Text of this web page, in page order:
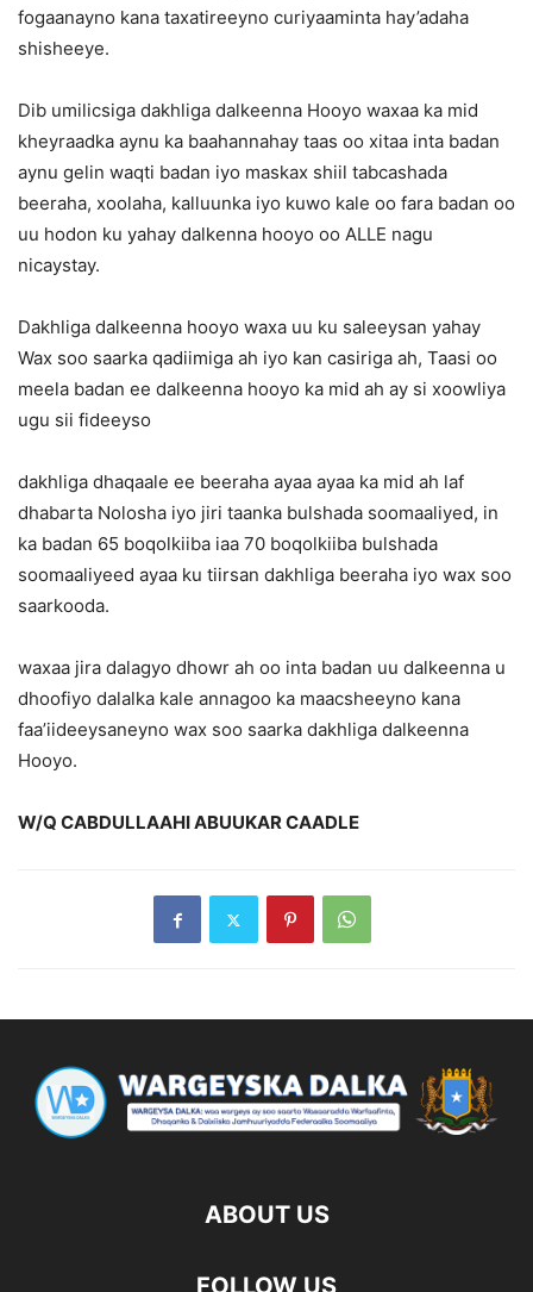
fogaanayno kana taxatireeyno curiyaaminta hay’adaha
shisheeye.
Dib umilicsiga dakhliga dalkeenna Hooyo waxaa ka mid
kheyraadka aynu ka baahannahay taas oo xitaa inta badan
aynu gelin waqti badan iyo maskax shiil tabcashada
beeraha, xoolaha, kalluunka iyo kuwo kale oo fara badan oo
uu hodon ku yahay dalkenna hooyo oo ALLE nagu
nicaystay.
Dakhliga dalkeenna hooyo waxa uu ku saleeysan yahay
Wax soo saarka qadiimiga ah iyo kan casiriga ah, Taasi oo
meela badan ee dalkeenna hooyo ka mid ah ay si xoowliya
ugu sii fideeyso
dakhliga dhaqaale ee beeraha ayaa ayaa ka mid ah laf
dhabarta Nolosha iyo jiri taanka bulshada soomaaliyed, in
ka badan 65 boqolkiiba iaa 70 boqolkiiba bulshada
soomaaliyeed ayaa ku tiirsan dakhliga beeraha iyo wax soo
saarkooda.
waxaa jira dalagyo dhowr ah oo inta badan uu dalkeenna u
dhoofiyo dalalka kale annagoo ka maacsheeyno kana
faa’iideeysaneyno wax soo saarka dakhliga dalkeenna
Hooyo.
W/Q CABDULLAAHI ABUUKAR CAADLE
ABOUT US
FOLLOW US